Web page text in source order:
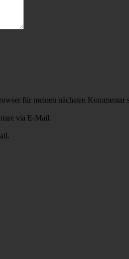
für meinen nächsten Kommentar
via E-Mail.